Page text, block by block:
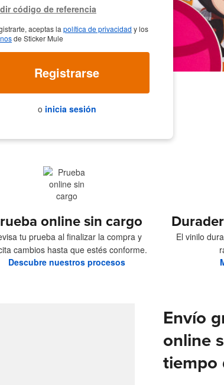
código de referencia
aceptas la política de privacidad y los
de Sticker Mule
Registrarse
o inicia sesión
online sin cargo
tu prueba al finalizar la compra y
cambios hasta que estés conforme.
Descubre nuestros procesos
El vinilo
Envío
online
tiempo